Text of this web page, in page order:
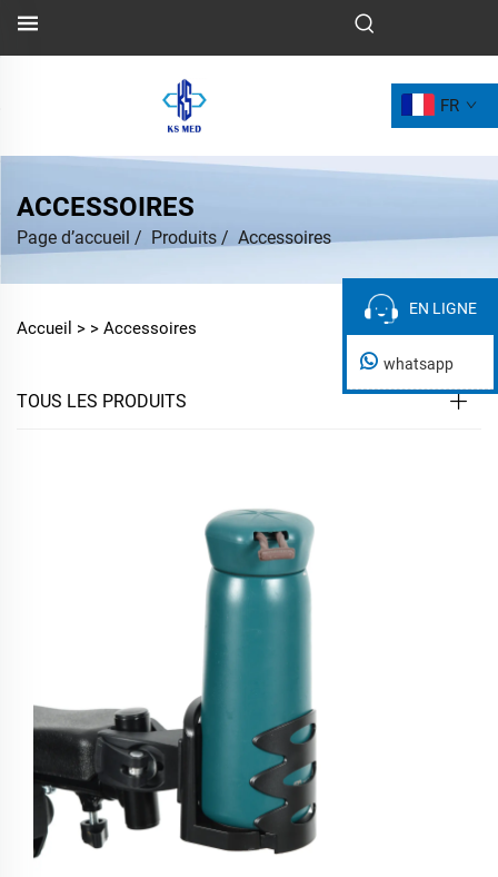
FR
ACCESSOIRES
Page d’accueil / Produits / Accessoires
Accueil > > Accessoires
TOUS LES PRODUITS
EN LIGNE
EN LIGNE
whatsapp